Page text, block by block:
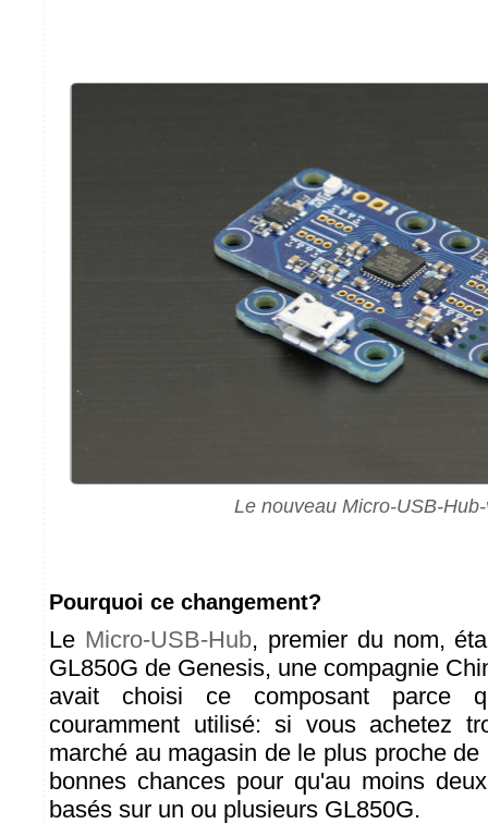
Le nouveau Micro-USB-
Pourquoi ce changement?
Le Micro-USB-Hub, premier du nom,
GL850G de Genesis, une compagnie
avait choisi ce composant parce
couramment utilisé: si vous achetez
marché au magasin de le plus proche
bonnes chances pour qu'au moins
basés sur un ou plusieurs GL850G.